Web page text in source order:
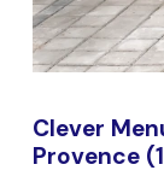
Clever
Provence